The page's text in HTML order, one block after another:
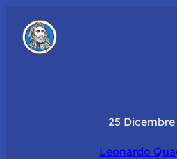
25 Dicembre
Leonardo